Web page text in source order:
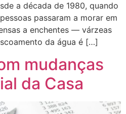
a década de 1980, quando
passaram a morar em
a enchentes — várzeas
da água é […]
mudanças
da Casa